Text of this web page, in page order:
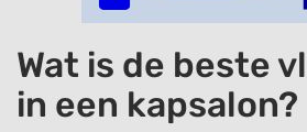
Wat is de beste
in een kapsalon?